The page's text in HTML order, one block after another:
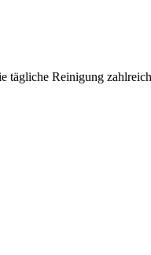
tägliche Reinigung